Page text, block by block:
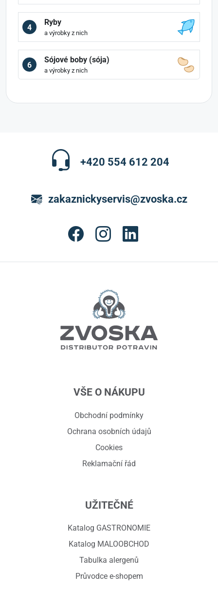
4
Ryby
a výrobky z nich
6
Sójové boby (sója)
a výrobky z nich
+420 554 612 204
zakaznickyservis@zvoska.cz
VŠE O NÁKUPU
Obchodní podmínky
Ochrana osobních údajů
Cookies
Reklamační řád
UŽITEČNÉ
Katalog GASTRONOMIE
Katalog MALOOBCHOD
Tabulka alergenů
Průvodce e-shopem